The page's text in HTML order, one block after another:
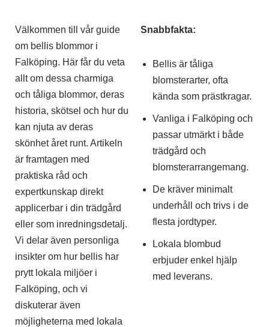
Välkommen till vår guide
om bellis blommor i
Falköping. Här får du veta
allt om dessa charmiga
och tåliga blommor, deras
historia, skötsel och hur du
kan njuta av deras
skönhet året runt. Artikeln
är framtagen med
praktiska råd och
expertkunskap direkt
applicerbar i din trädgård
eller som inredningsdetalj.
Vi delar även personliga
insikter om hur bellis har
prytt lokala miljöer i
Falköping, och vi
diskuterar även
möjligheterna med lokala
Snabbfakta:
Bellis är tåliga
blomsterarter, ofta
kända som prästkragar.
Vanliga i Falköping och
passar utmärkt i både
trädgård och
blomsterarrangemang.
De kräver minimalt
underhåll och trivs i de
flesta jordtyper.
Lokala blombud
erbjuder enkel hjälp
med leverans.